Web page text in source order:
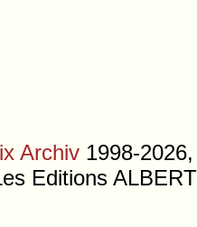
Archiv 1998-
Editions